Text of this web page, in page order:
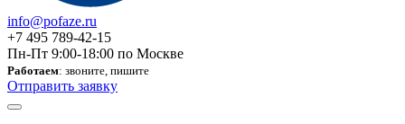
info@pofaze.ru
+7 495 789-42-15
Пн-Пт 9:00-18:00 по Москве
Работаем: звоните, пишите
Отправить заявку